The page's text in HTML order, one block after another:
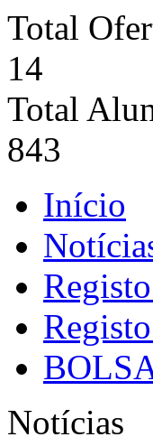
Total
14
Total
843
Início
Notícias